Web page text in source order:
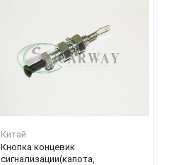
Китай
Кнопка концевик
сигнализации(капота,